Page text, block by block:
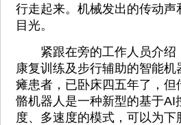
行走起来。机械发出的传动声
目光。
紧跟在旁的工作人员介绍
康复训练及步行辅助的智能
瘫患者，已卧床四五年了，
骼机器人是一种新型的基于
度、多速度的模式，可以为